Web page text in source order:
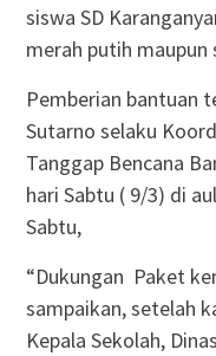
siswa SD
merah putih maupun
Pemberian bantuan
Sutarno selaku
Tanggap Bencana
hari Sabtu ( 9/3) di
Sabtu,
“Dukungan Paket
sampaikan, setelah
Kepala Sekolah,